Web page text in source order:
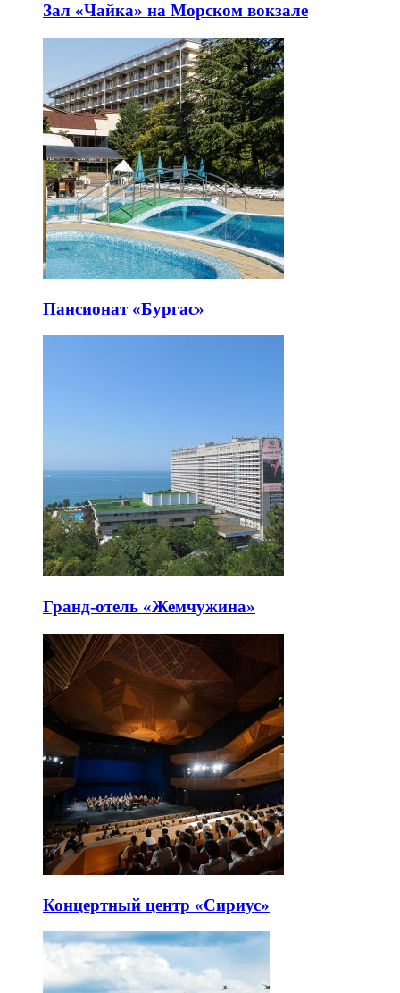
Зал «Чайка» на Морском вокзале
Пансионат «Бургас»
Гранд-отель «Жемчужина»
Концертный центр «Сириус»